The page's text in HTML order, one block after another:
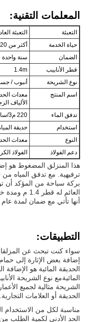
المعلمات التقنية:
التعبئة
التعبئة
حياة الخدمة
أكثر من 120 شهرا
الضمان
سنة واحدة
قطر الأنابيب
1.4m
نوع الشريحة
أنبوب /
اسم المنتج
معدات
الألياف
تدفق الماء
220 م3/ساعة
استخدام
حديقة
النوع
معدات
دعم الفولاذ
الفولاذ
هذا المنزلق المضغوط هو
بركة سباحة من المؤكد أن
أنها تأتي مع ضمان لمدة عام
التطبيقات:
سواء كنت تبحث عن المزلقات
الحديقة المائية هو الإضافة
المائيةمع نوع الشريحة
الشريحة مثالية لجميع
الحديقة أو العلامات التجارية.
مناسبة لكل من الاستخدام